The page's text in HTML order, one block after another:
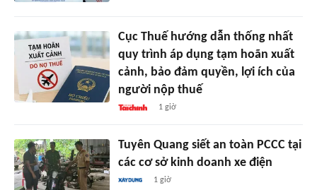
Cục Thuế hướng dẫn thống nhất
quy trình áp dụng tạm hoãn xuất
cảnh, bảo đảm quyền, lợi ích của
người nộp thuế
1 giờ
Tuyên Quang siết an toàn PCCC tại
các cơ sở kinh doanh xe điện
1 giờ